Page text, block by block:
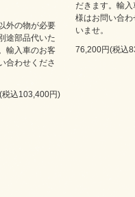
外の物が必要
途部品代いた
輸入車のお客
合わせくださ
込103,400円)
だきます。輸入
様はお問い合わ
いませ。
76,200円(税込